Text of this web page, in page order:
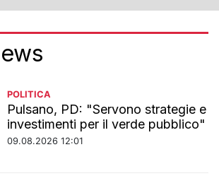
POLITICA
Pulsano, PD: "Servono strategie e
investimenti per il verde pubblico"
09.08.2026 12:01